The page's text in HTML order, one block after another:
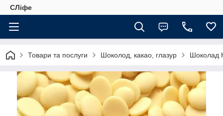
СЛіфе
Товари та послуги Шоколод, какао, глазур Шоколад